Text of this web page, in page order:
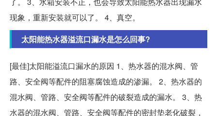
现象，重新安装就可以了。 4、真空。
太阳能热水器溢流口漏水是怎么回事?
[最佳]太阳能溢流口漏水的原因 1、热水器的混水阀、管
路、安全阀等配件的阻塞腐蚀造成的渗漏。 2、热水器的
混水阀、管路、安全阀等配件的破裂造成的漏水。 3、热
水器的混水阀、管路、安全阀等配件的密封垫老化破裂，